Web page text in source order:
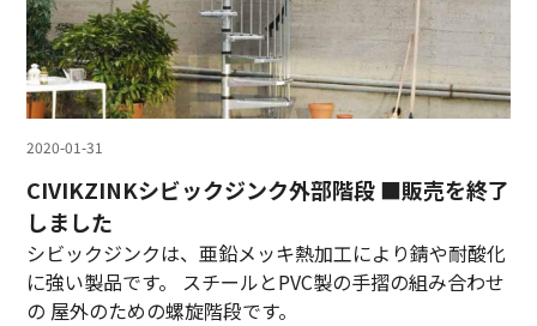
2020-01-31
CIVIKZINKシビックジンク外部階段 ■販売を終了
しました
シビックジンクは、亜鉛メッキ熱加工により錆や耐酸化
に強い製品です。 スチールとPVC製の手摺の組み合わせ
の 屋外のための螺旋階段です。